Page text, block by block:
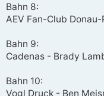
Bahn 8:
AEV Fan-Club
Bahn 9:
Cadenas - Brady
Bahn 10:
Vogl Druck - Ben